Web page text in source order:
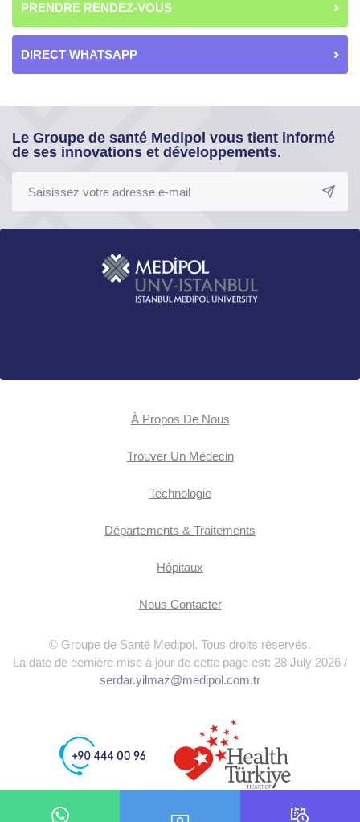
PRENDRE RENDEZ-VOUS
DIRECT WHATSAPP
Le Groupe de santé Medipol vous tient informé
de ses innovations et développements.
À Propos De Nous
Trouver Un Médecin
Technologie
Départements & Traitements
Hôpitaux
Nous Contacter
© Groupe de Santé Medipol. Tous droits réservés.
La date de dernière mise à jour de cette page est: 28 July 2026 /
serdar.yilmaz@medipol.com.tr